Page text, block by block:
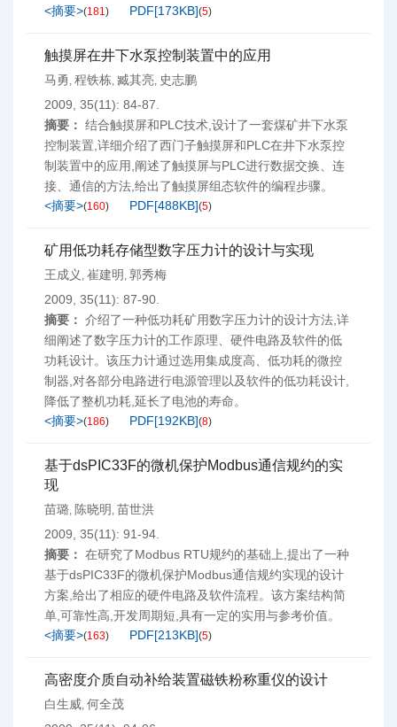
<摘要>(181) PDF[173KB](5)
触摸屏在井下水泵控制装置中的应用
马勇 , 程铁栋, 臧其亮, 史志鹏
2009, 35(11): 84-87.
摘要： 结合触摸屏和PLC技术,设计了一套煤矿井下水泵
控制装置,详细介绍了西门子触摸屏和PLC在井下水泵控
制装置中的应用,阐述了触摸屏与PLC进行数据交换、连
接、通信的方法,给出了触摸屏组态软件的编程步骤。
<摘要>(160) PDF[488KB](5)
矿用低功耗存储型数字压力计的设计与实现
王成义 , 崔建明 , 郭秀梅
2009, 35(11): 87-90.
摘要： 介绍了一种低功耗矿用数字压力计的设计方法,详
细阐述了数字压力计的工作原理、硬件电路及软件的低
功耗设计。该压力计通过选用集成度高、低功耗的微控
制器,对各部分电路进行电源管理以及软件的低功耗设计,
降低了整机功耗,延长了电池的寿命。
<摘要>(186) PDF[192KB](8)
基于dsPIC33F的微机保护Modbus通信规约的实
现
苗璐, 陈晓明 , 苗世洪
2009, 35(11): 91-94.
摘要： 在研究了Modbus RTU规约的基础上,提出了一种
基于dsPIC33F的微机保护Modbus通信规约实现的设计
方案,给出了相应的硬件电路及软件流程。该方案结构简
单,可靠性高,开发周期短,具有一定的实用与参考价值。
<摘要>(163) PDF[213KB](5)
高密度介质自动补给装置磁铁粉称重仪的设计
白生威, 何全茂